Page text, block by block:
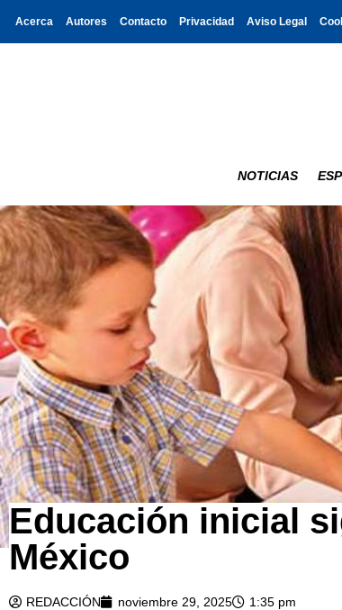
Acerca Autores Contacto Privacidad Aviso Legal
NOTICIAS
Educación inicial
México
REDACCIÓN noviembre 29, 2025 1:35 pm